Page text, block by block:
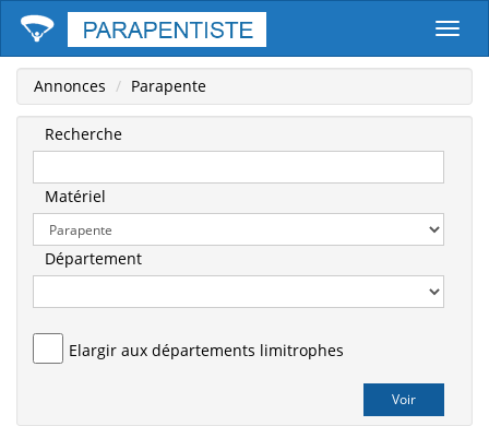
Annonces Parapente
Recherche
Matériel
Département
Elargir aux départements limitrophes